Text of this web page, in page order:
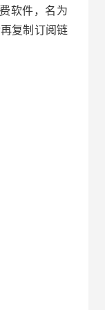
软件，名为
复制订阅链